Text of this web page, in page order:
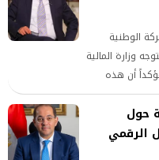
الوطنية
وزارة المالية
أن هذه
الأولى
حول
الرقمي